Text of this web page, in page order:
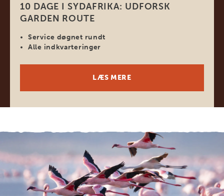
10 DAGE I SYDAFRIKA: UDFORSK
GARDEN ROUTE
Service døgnet rundt
Alle indkvarteringer
LÆS MERE